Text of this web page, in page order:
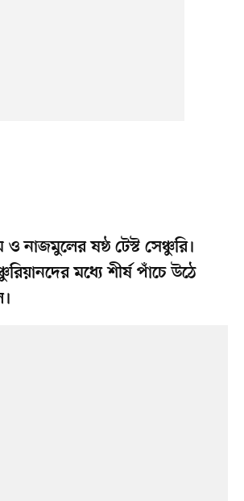
নাজমুলের ষষ্ঠ টেস্ট সেঞ্চুরি।
মধ্যে শীর্ষ পাঁচে উঠে